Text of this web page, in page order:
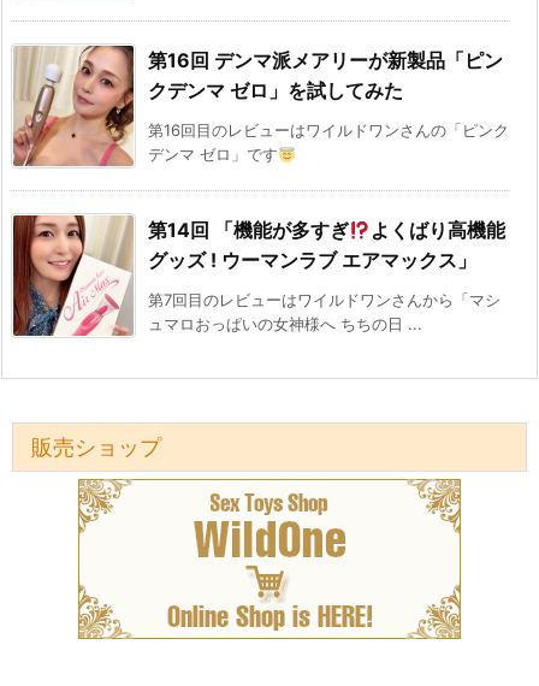
第16回 デンマ派メアリーが新製品「ピン
クデンマ ゼロ」を試してみた
第16回目のレビューはワイルドワンさんの「ピンク
デンマ ゼロ」です
第14回 「機能が多すぎ
よくばり高機能
グッズ ! ウーマンラブ エアマックス」
第7回目のレビューはワイルドワンさんから「マシ
ュマロおっぱいの女神様へ ちちの日 ...
販売ショップ